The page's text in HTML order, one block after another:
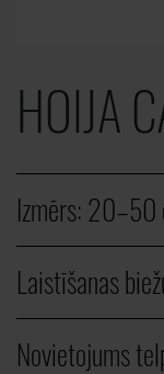
HOIJA
Izmērs:20–50
Laistīšanas
Novietojums